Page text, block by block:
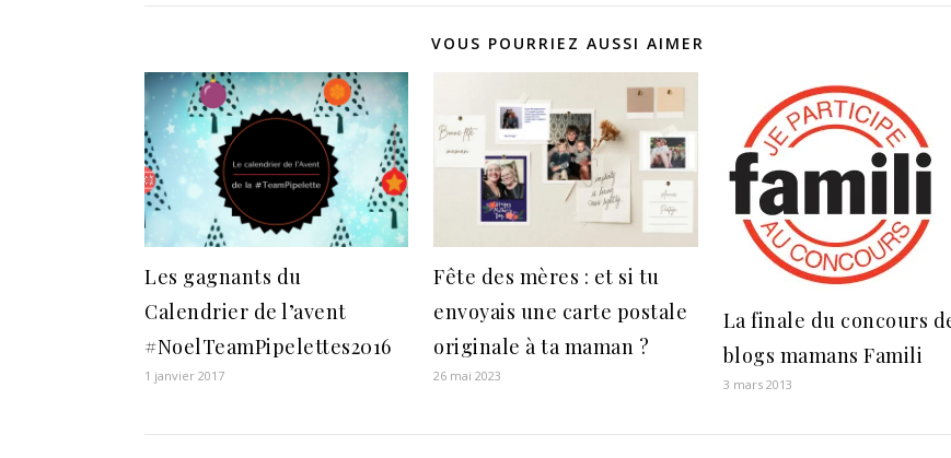
VOUS POURRIEZ AUSSI AIMER
Les gagnants du
Calendrier de l’avent
#NoelTeamPipelettes2016
1 janvier 2017
Fête des mères : et si tu
envoyais une carte postale
originale à ta maman ?
26 mai 2023
La finale du concours
blogs mamans Famili
3 mars 2013